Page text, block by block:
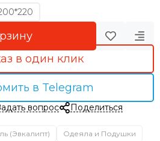
в один клик
в Telegram
вопрос Поделиться
(Эвкалипт)
Одеяла и Подушки